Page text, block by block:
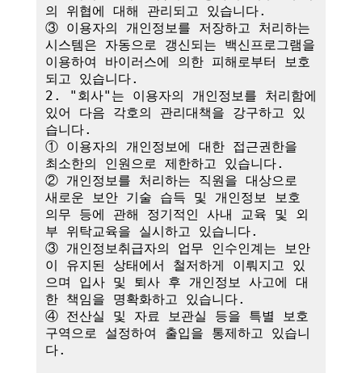
의 위협에 대해 관리되고 있습니다.
③ 이용자의 개인정보를 저장하고 처리하는
시스템은 자동으로 갱신되는 백신프로그램을
이용하여 바이러스에 의한 피해로부터 보호
되고 있습니다.
2. "회사"는 이용자의 개인정보를 처리함에
있어 다음 각호의 관리대책을 강구하고 있
습니다.
① 이용자의 개인정보에 대한 접근권한을
최소한의 인원으로 제한하고 있습니다.
② 개인정보를 처리하는 직원을 대상으로
새로운 보안 기술 습득 및 개인정보 보호
의무 등에 관해 정기적인 사내 교육 및 외
부 위탁교육을 실시하고 있습니다.
③ 개인정보취급자의 업무 인수인계는 보안
이 유지된 상태에서 철저하게 이뤄지고 있
으며 입사 및 퇴사 후 개인정보 사고에 대
한 책임을 명확화하고 있습니다.
④ 전산실 및 자료 보관실 등을 특별 보호
구역으로 설정하여 출입을 통제하고 있습니
다.